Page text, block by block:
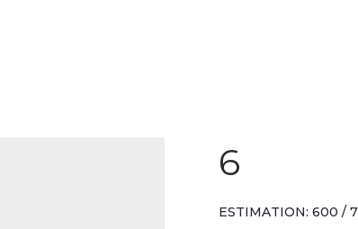
6
ESTIMATION: 600 /